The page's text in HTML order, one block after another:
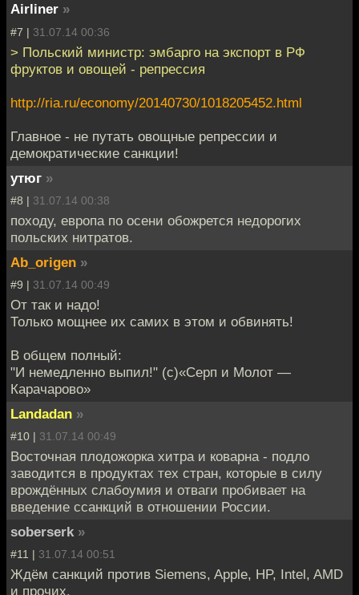
Airliner »
#7 | 31.07.14 00:36
> Польский министр: эмбарго на экспорт в РФ
фруктов и овощей - репрессия
http://ria.ru/economy/20140730/1018205452.html
Главное - не путать овощные репрессии и
демократические санкции!
утюг »
#8 | 31.07.14 00:38
походу, европа по осени обожрется недорогих
польских нитратов.
Ab_origen »
#9 | 31.07.14 00:49
От так и надо!
Только мощнее их самих в этом и обвинять!
В общем полный:
"И немедленно выпил!" (с)«Серп и Молот —
Карачарово»
Landadan »
#10 | 31.07.14 00:49
Восточная плодожорка хитра и коварна - подло
заводится в продуктах тех стран, которые в силу
врождённых слабоумия и отваги пробивает на
введение ссанкций в отношении России.
soberserk »
#11 | 31.07.14 00:51
Ждём санкций против Siemens, Apple, HP, Intel, AMD
и прочих.